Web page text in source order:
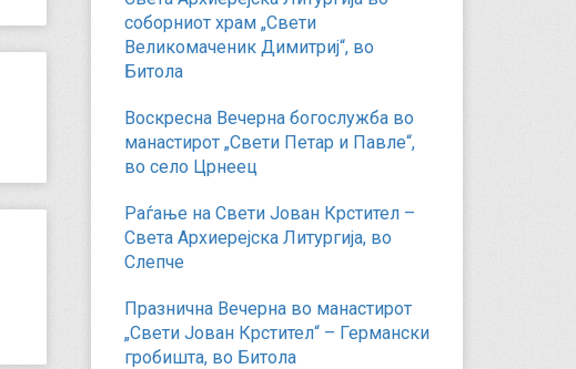
соборниот храм „Свети
Великомаченик Димитриј“, во
Битола
Воскресна Вечерна богослужба во
манастирот „Свети Петар и Павле“,
во село Црнеец
Раѓање на Свети Јован Крстител –
Света Архиерејска Литургија, во
Слепче
Празнична Вечерна во манастирот
„Свети Јован Крстител“ – Германски
гробишта, во Битола